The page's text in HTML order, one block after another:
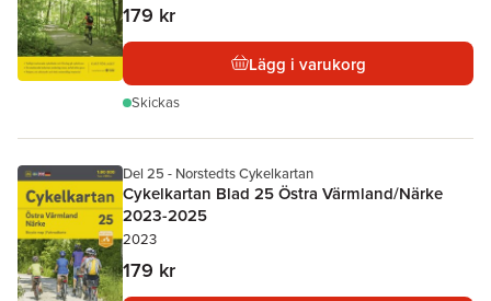
179 kr
Lägg i varukorg
Skickas
Del 25 - Norstedts Cykelkartan
Cykelkartan Blad 25 Östra Värmland/Närke
2023-2025
2023
179 kr